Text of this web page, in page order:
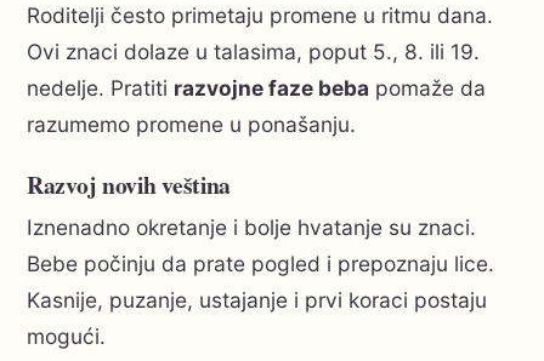
Roditelji često primetaju promene u ritmu dana.
Ovi znaci dolaze u talasima, poput 5., 8. ili 19.
nedelje. Pratiti razvojne faze beba pomaže da
razumemo promene u ponašanju.
Razvoj novih veština
Iznenadno okretanje i bolje hvatanje su znaci.
Bebe počinju da prate pogled i prepoznaju lice.
Kasnije, puzanje, ustajanje i prvi koraci postaju
mogući.